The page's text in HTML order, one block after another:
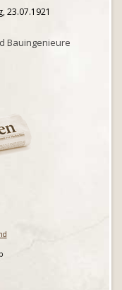
23.07.1921
Bauingenieure